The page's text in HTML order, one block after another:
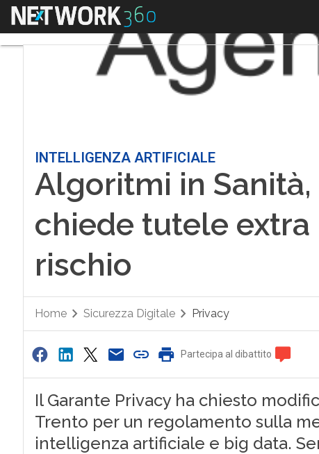
Menu
INTELLIGENZA ARTIFICIALE
Algoritmi in
chiede tutele extra
rischio
Home Sicurezza Digitale Privacy
Partecipa al dibattito
Il Garante Privacy ha chiesto
Trento per un regolamento sulla
intelligenza artificiale e big data.